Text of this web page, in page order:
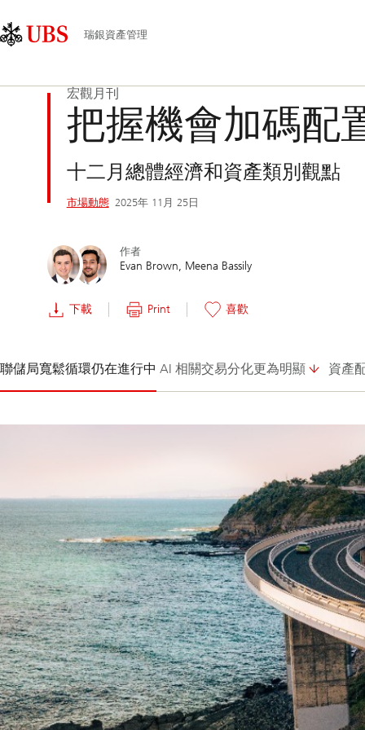
Area
導
航
瑞銀資產管理
宏觀月刊
把握機會加碼配
十二月總體經濟和資產類別觀點
市場動態 2025年 11月 25日
作者
Evan Brown Meena Bassily
下載 Print 喜歡
聯儲局寬鬆循環仍在進行中 AI 相關交易分化更為明顯 資產
灯